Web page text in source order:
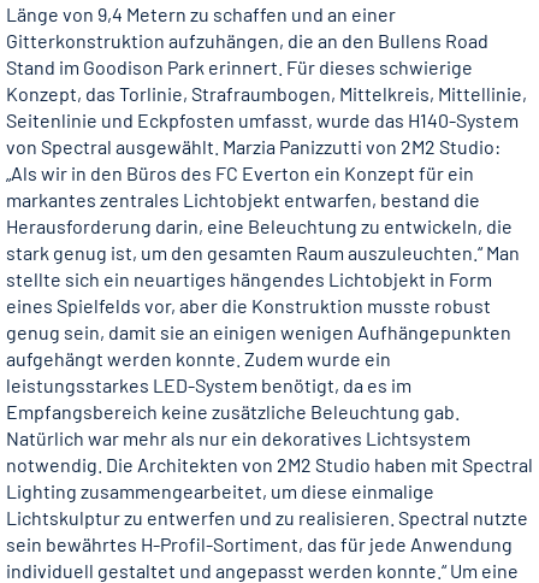
Länge von 9,4 Metern zu schaffen und an einer
Gitterkonstruktion aufzuhängen, die an den Bullens Road
Stand im Goodison Park erinnert. Für dieses schwierige
Konzept, das Torlinie, Strafraumbogen, Mittelkreis, Mittellinie,
Seitenlinie und Eckpfosten umfasst, wurde das H140-System
von Spectral ausgewählt. Marzia Panizzutti von 2M2 Studio:
„Als wir in den Büros des FC Everton ein Konzept für ein
markantes zentrales Lichtobjekt entwarfen, bestand die
Herausforderung darin, eine Beleuchtung zu entwickeln, die
stark genug ist, um den gesamten Raum auszuleuchten.“ Man
stellte sich ein neuartiges hängendes Lichtobjekt in Form
eines Spielfelds vor, aber die Konstruktion musste robust
genug sein, damit sie an einigen wenigen Aufhängepunkten
aufgehängt werden konnte. Zudem wurde ein
leistungsstarkes LED-System benötigt, da es im
Empfangsbereich keine zusätzliche Beleuchtung gab.
Natürlich war mehr als nur ein dekoratives Lichtsystem
notwendig. Die Architekten von 2M2 Studio haben mit Spectral
Lighting zusammengearbeitet, um diese einmalige
Lichtskulptur zu entwerfen und zu realisieren. Spectral nutzte
sein bewährtes H-Profil-Sortiment, das für jede Anwendung
individuell gestaltet und angepasst werden konnte.“ Um eine